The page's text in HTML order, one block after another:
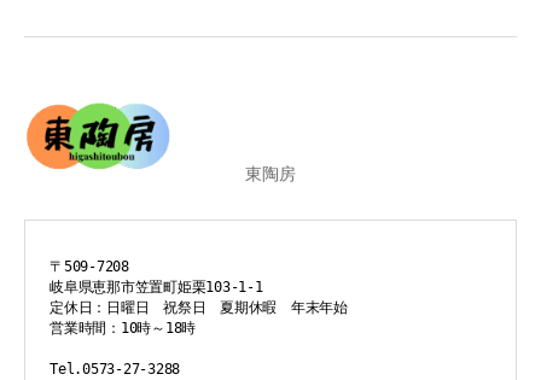
東陶房
〒509-7208
岐阜県恵那市笠置町姫栗103-1-1
定休日：日曜日　祝祭日　夏期休暇　年末年始
営業時間：10時～18時
Tel.0573-27-3288